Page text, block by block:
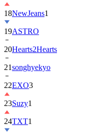
18NewJeans1
19ASTRO
20Hearts2Hearts
21songhyekyo
22EXO3
23Suzy1
24TXT1